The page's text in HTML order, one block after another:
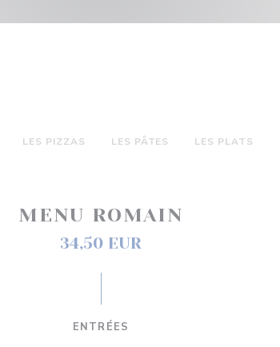
LES PIZZAS LES PÂTES LES PLATS
MENU ROMAIN
34,50 EUR
ENTRÉES